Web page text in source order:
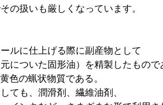
の扱いも厳しくなっています。
ルに仕上げる際に副産物として
についた固形油）を精製したもので
色の蝋状物質である。
ても、潤滑剤、繊維油剤、